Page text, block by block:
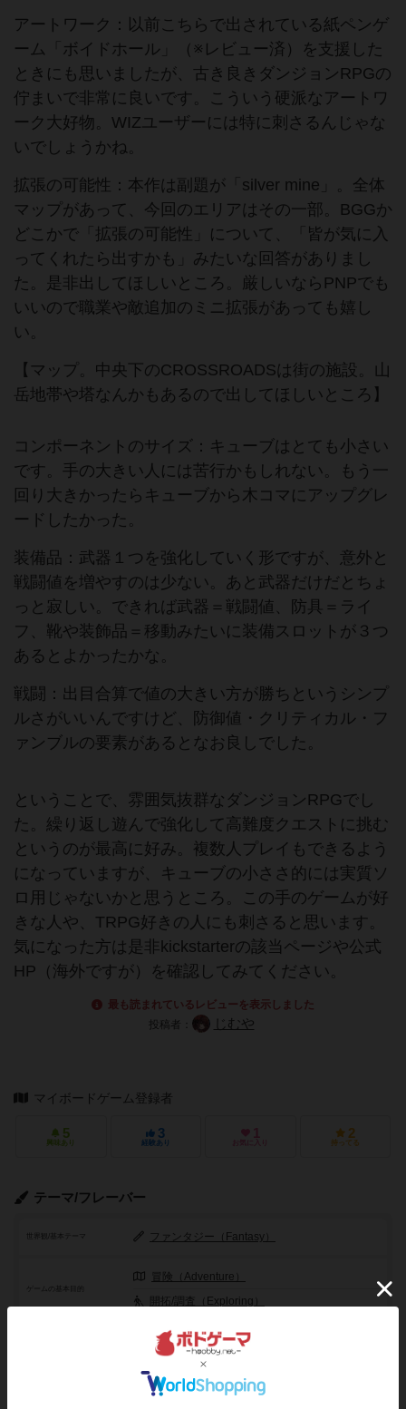
アートワーク：以前こちらで出されている紙ペンゲ
ーム「ボイドホール」（※レビュー済）を支援した
ときにも思いましたが、古き良きダンジョンRPGの
佇まいで非常に良いです。こういう硬派なアートワ
ーク大好物。WIZユーザーには特に刺さるんじゃな
いでしょうかね。
拡張の可能性：本作は副題が「silver mine」。全体
マップがあって、今回のエリアはその一部。BGGか
どこかで「拡張の可能性」について、「皆が気に入
ってくれたら出すかも」みたいな回答がありまし
た。是非出してほしいところ。厳しいならPNPでも
いいので職業や敵追加のミニ拡張があっても嬉し
い。
【マップ。中央下のCROSSROADSは街の施設。山
岳地帯や塔なんかもあるので出してほしいところ】
コンポーネントのサイズ：キューブはとても小さい
です。手の大きい人には苦行かもしれない。もう一
回り大きかったらキューブから木コマにアップグレ
ードしたかった。
装備品：武器１つを強化していく形ですが、意外と
戦闘値を増やすのは少ない。あと武器だけだとちょ
っと寂しい。できれば武器＝戦闘値、防具＝ライ
フ、靴や装飾品＝移動みたいに装備スロットが３つ
あるとよかったかな。
戦闘：出目合算で値の大きい方が勝ちというシンプ
ルさがいいんですけど、防御値・クリティカル・フ
ァンブルの要素があるとなお良しでした。
ということで、雰囲気抜群なダンジョンRPGでし
た。繰り返し遊んで強化して高難度クエストに挑む
というのが最高に好み。複数人プレイもできるよう
になっていますが、キューブの小ささ的には実質ソ
ロ用じゃないかと思うところ。この手のゲームが好
きな人や、TRPG好きの人にも刺さると思います。
気になった方は是非kickstarterの該当ページや公式
HP（海外ですが）を確認してみてください。
最も読まれているレビューを表示しました
投稿者：
じむや
マイボードゲーム登録者
5
興味あり
3
経験あり
1
お気に入り
2
持ってる
テーマ/フレーバー
世界観/基本テーマ ファンタジー（Fantasy）
ゲームの基本目的
冒険（Adventure）
開拓/調査（Exploring）
プリント＆プレイ（Print and Play）